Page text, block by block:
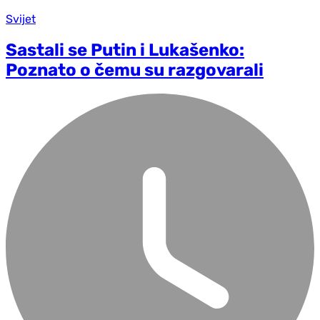
Svijet
Sastali se Putin i Lukašenko:
Poznato o čemu su razgovarali